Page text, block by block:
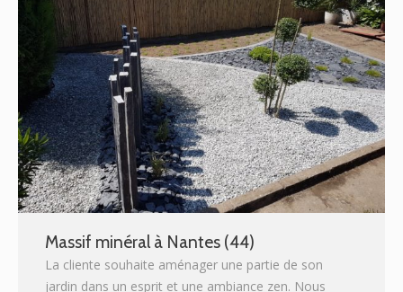
Massif minéral à Nantes (44)
La cliente souhaite aménager une partie de son
jardin dans un esprit et une ambiance zen. Nous